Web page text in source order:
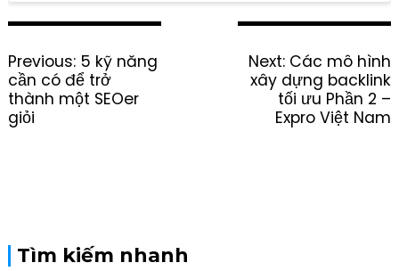
o
s
t
n
t
i
Previous: P
r
e
s
5 kỹ năng
cần có để trở
thành một SEOer
giỏi
Next: N
e
x
t
Các mô hình
xây dựng backlink
tối ưu Phần 2 –
Expro Việt Nam
Tìm kiếm nhanh